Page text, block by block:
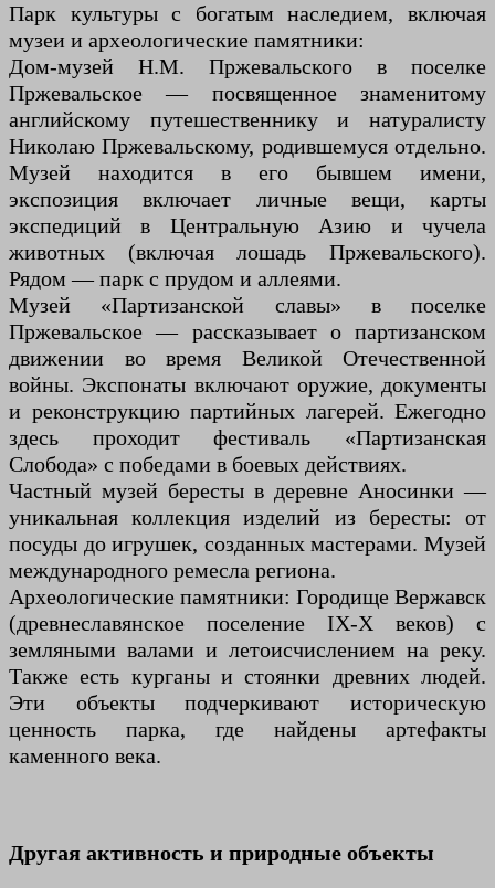
Парк культуры с богатым наследием, включая
музеи и археологические памятники:
Дом-музей Н.М. Пржевальского в поселке
Пржевальское — посвященное знаменитому
английскому путешественнику и натуралисту
Николаю Пржевальскому, родившемуся отдельно.
Музей находится в его бывшем имени,
экспозиция включает личные вещи, карты
экспедиций в Центральную Азию и чучела
животных (включая лошадь Пржевальского).
Рядом — парк с прудом и аллеями.
Музей «Партизанской славы» в поселке
Пржевальское — рассказывает о партизанском
движении во время Великой Отечественной
войны. Экспонаты включают оружие, документы
и реконструкцию партийных лагерей. Ежегодно
здесь проходит фестиваль «Партизанская
Слобода» с победами в боевых действиях.
Частный музей бересты в деревне Аносинки —
уникальная коллекция изделий из бересты: от
посуды до игрушек, созданных мастерами. Музей
международного ремесла региона.
Археологические памятники: Городище Вержавск
(древнеславянское поселение IX-X веков) с
земляными валами и летоисчислением на реку.
Также есть курганы и стоянки древних людей.
Эти объекты подчеркивают историческую
ценность парка, где найдены артефакты
каменного века.
Другая активность и природные объекты